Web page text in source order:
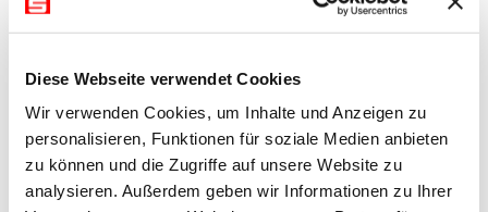
Diese Webseite verwendet Cookies
Wir verwenden Cookies, um Inhalte und Anzeigen zu
personalisieren, Funktionen für soziale Medien anbieten
zu können und die Zugriffe auf unsere Website zu
analysieren. Außerdem geben wir Informationen zu Ihrer
Phoenix See in Dortmund